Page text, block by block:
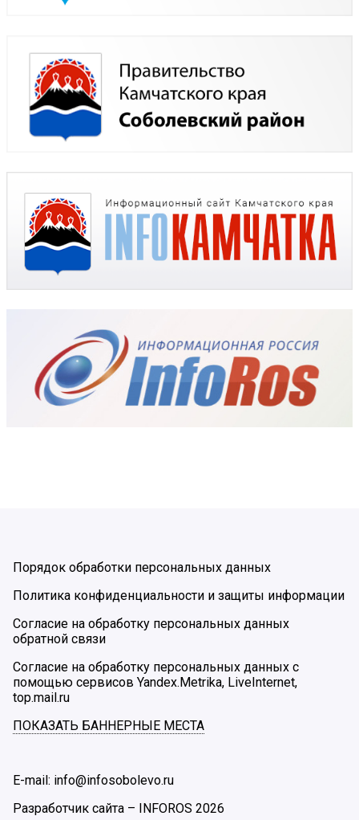
Порядок обработки персональных данных
Политика конфиденциальности и защиты информации
Согласие на обработку персональных данных
обратной связи
Согласие на обработку персональных данных с
помощью сервисов Yandex.Metrika, LiveInternet,
top.mail.ru
ПОКАЗАТЬ БАННЕРНЫЕ МЕСТА
E-mail: info@infosobolevo.ru
Разработчик сайта – INFOROS 2026